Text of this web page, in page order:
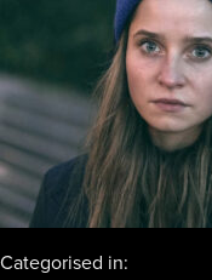
Categorised in: